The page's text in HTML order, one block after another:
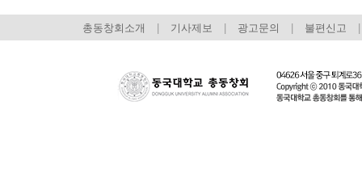
총동창회소개 기사제보 광고문의 불편신고